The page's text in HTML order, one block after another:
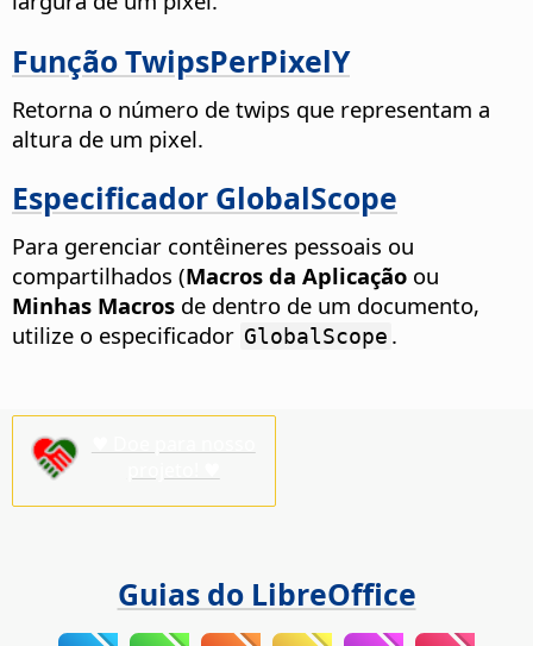
Função TwipsPerPixelY
Retorna o número de twips que representam a
altura de um pixel.
Especificador GlobalScope
Para gerenciar contêineres pessoais ou
compartilhados (Macros da Aplicação ou
Minhas Macros de dentro de um documento,
utilize o especificador GlobalScope .
Guias do LibreOffice